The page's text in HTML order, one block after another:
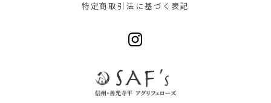
特定商取引法に基づく表記